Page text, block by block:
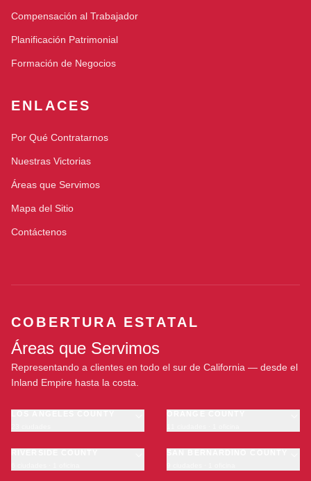
Compensación al Trabajador
Planificación Patrimonial
Formación de Negocios
ENLACES
Por Qué Contratarnos
Nuestras Victorias
Áreas que Servimos
Mapa del Sitio
Contáctenos
COBERTURA ESTATAL
Áreas que Servimos
Representando a clientes en todo el sur de California — desde el
Inland Empire hasta la costa.
Glendale
Irvine